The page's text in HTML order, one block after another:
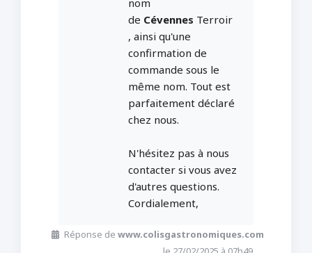
nom
de Cévennes Terroir
, ainsi qu'une
confirmation de
commande sous le
même nom. Tout est
parfaitement déclaré
chez nous.
N'hésitez pas à nous
contacter si vous avez
d'autres questions.
Cordialement,
Réponse de www.colisgastronomiques.com